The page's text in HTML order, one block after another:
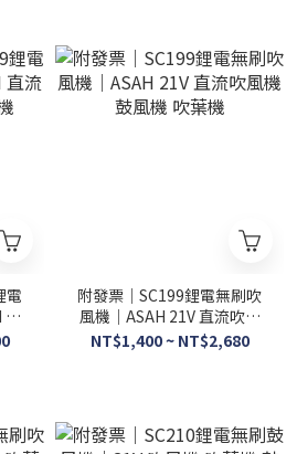
電
直
附發票｜SC199鋰電無刷吹
風機｜ASAH 21V 直流吹風
機 鼓風機 吹葉機
NT$1,400 ~ NT$2,680